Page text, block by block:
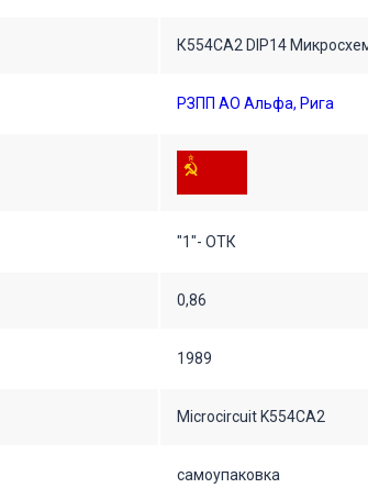
К554СА2 DIP14
РЗПП АО Альфа, Рига
"1"- ОТК
0,86
1989
Microcircuit K554CA2
самоупаковка